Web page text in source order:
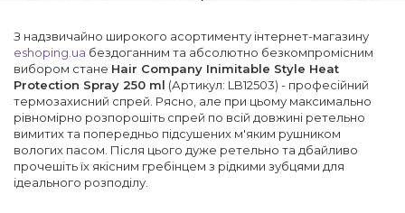
З надзвичайно широкого асортименту інтернет-магазину
eshoping.ua бездоганним та абсолютно безкомпромісним
вибором стане Hair Company Inimitable Style Heat
Protection Spray 250 ml (Артикул: LB12503) - професійний
термозахисний спрей. Рясно, але при цьому максимально
рівномірно розпорошіть спрей по всій довжині ретельно
вимитих та попередньо підсушених м'яким рушником
вологих пасом. Після цього дуже ретельно та дбайливо
прочешіть їх якісним гребінцем з рідкими зубцями для
ідеального розподілу.